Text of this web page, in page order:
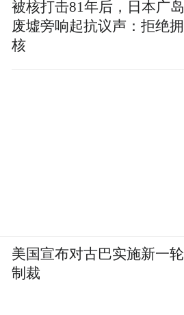
被核打击81年后，日本广岛
废墟旁响起抗议声：拒绝拥
核
美国宣布对古巴实施新一轮
制裁